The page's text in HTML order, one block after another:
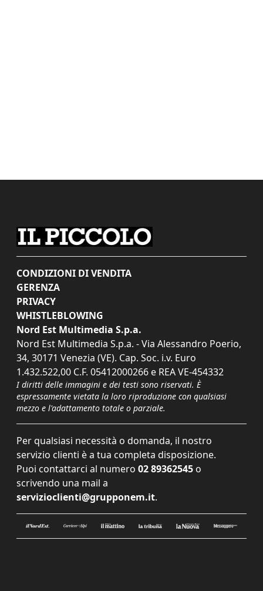
CONDIZIONI DI VENDITA
GERENZA
PRIVACY
WHISTLEBLOWING
Nord Est Multimedia S.p.a.
Nord Est Multimedia S.p.a. - Via Alessandro Poerio,
34, 30171 Venezia (VE). Cap. Soc. i.v. Euro
1.432.522,00 C.F. 05412000266 e REA VE-454332
I diritti delle immagini e dei testi sono riservati. È
espressamente vietata la loro riproduzione con qualsiasi
mezzo e l'adattamento totale o parziale.
Per qualsiasi necessità o domanda, il nostro
servizio clienti è a tua completa disposizione.
Puoi contattarci al numero 02 89362545 o
scrivendo una mail a
servizioclienti@grupponem.it.